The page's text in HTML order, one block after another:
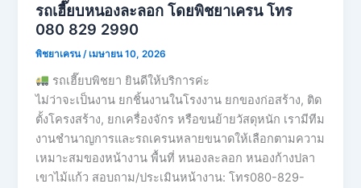
รถเฮี๊ยบหนองละลอก โดยพิชยาเครน โทร
080 829 2990
พิชยาเครน / เมษายน 10, 2026
รถเฮี๊ยบพิชยา ยินดีให้บริการค่ะ
ไม่ว่าจะเป็นงาน ยกชิ้นงานในโรงงาน ยกของก่อสร้าง, ติด
ตั้งโครงสร้าง, ยกเครื่องจักร หรือขนย้ายวัสดุหนัก เรามีทีม
งานชำนาญการและรถเครนหลายขนาดให้เลือกตามความ
เหมาะสมของหน้างาน พื้นที่ หนองละลอก หนองก้างปลา
เขาไม้แก้ว สอบถาม/ประเมินหน้างาน: โทร080-829-